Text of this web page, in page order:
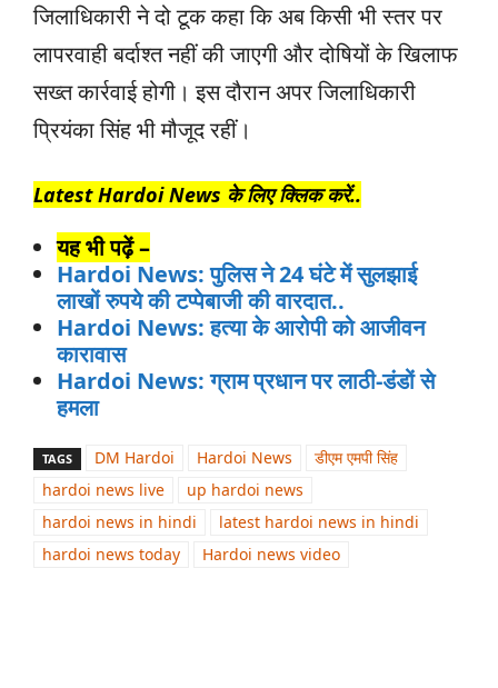
जिलाधिकारी ने दो टूक कहा कि अब किसी भी स्तर पर
लापरवाही बर्दाश्त नहीं की जाएगी और दोषियों के खिलाफ
सख्त कार्रवाई होगी। इस दौरान अपर जिलाधिकारी
प्रियंका सिंह भी मौजूद रहीं।
Latest Hardoi News के लिए क्लिक करें..
यह भी पढ़ें –
Hardoi News: पुलिस ने 24 घंटे में सुलझाई
लाखों रुपये की टप्पेबाजी की वारदात..
Hardoi News: हत्या के आरोपी को आजीवन
कारावास
Hardoi News: ग्राम प्रधान पर लाठी-डंडों से
हमला
TAGS DM Hardoi Hardoi News
डीएम एमपी सिंह
hardoi news live
up hardoi news
hardoi news in hindi
latest hardoi news in hindi
hardoi news today
Hardoi news video